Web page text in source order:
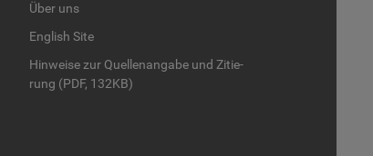
Über uns
English Site
Hin­wei­se zur Quel­len­an­ga­be und Zi­tie­
rung (PDF, 132KB)